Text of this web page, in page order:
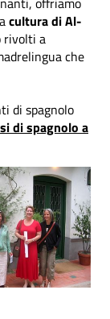
cultura di Al-
rivolti a
che
di spagnolo
di spagnolo a